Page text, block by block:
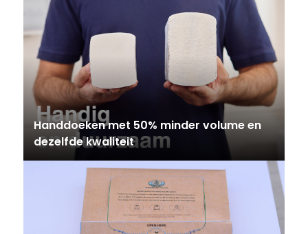
Handdoeken met 50% minder volume en
dezelfde kwaliteit